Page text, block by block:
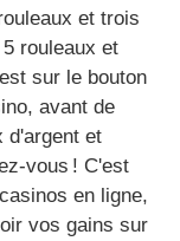
et trois
rouleaux et
sur le bouton
avant de
d'argent et
vous ! C'est
en ligne,
vos gains sur